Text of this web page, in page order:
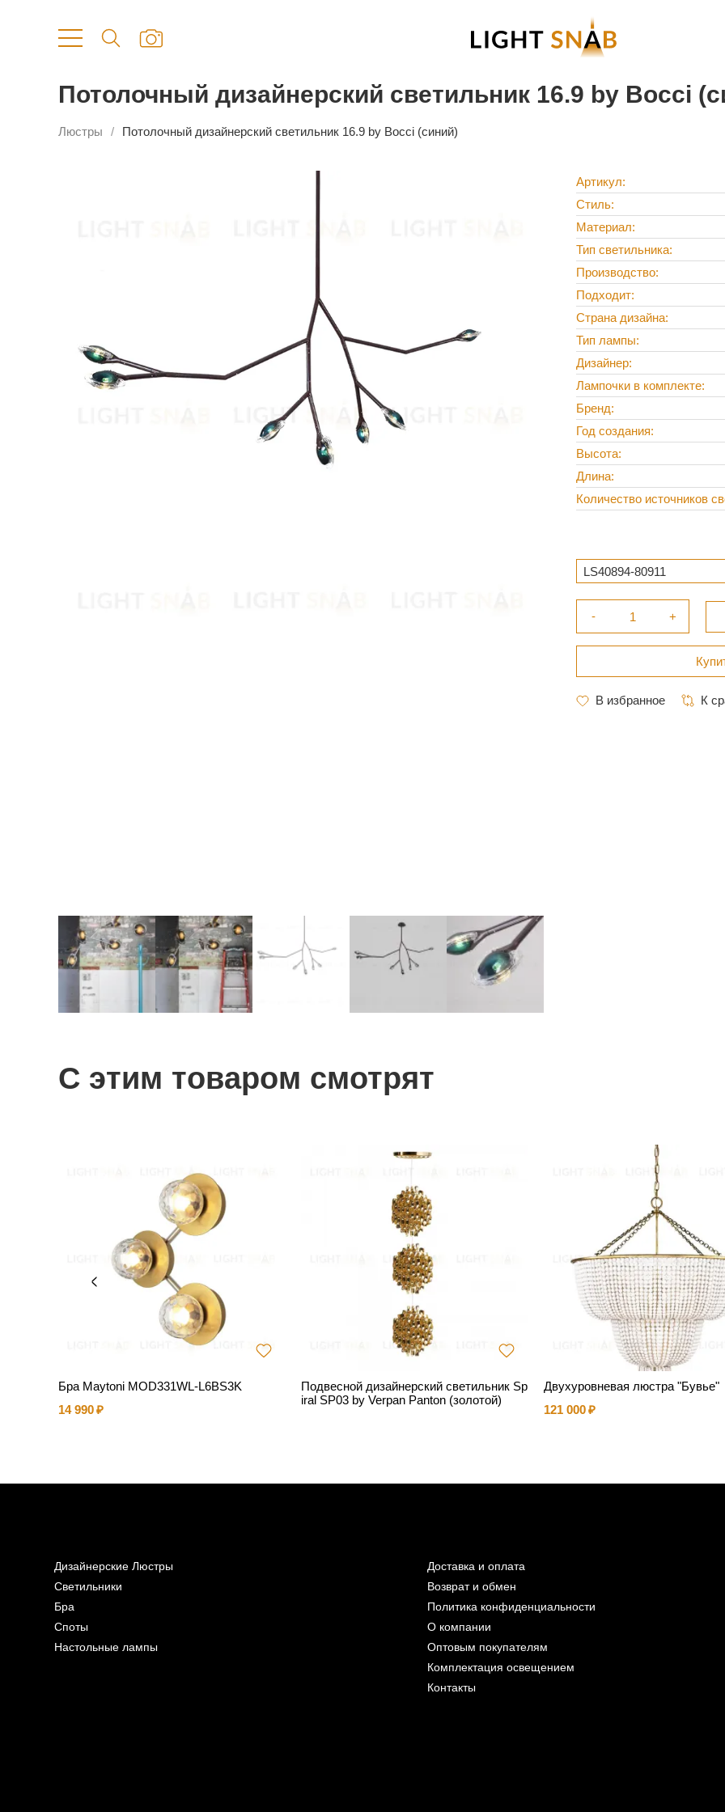
Потолочный дизайнерский светильник 16.9 by Bocci
Люстры Потолочный дизайнерский светильник 16.9 by Bocci (синий)
Артикул
Стиль
Материал
Тип светильника
Производство
Подходит
Страна дизайна
Тип лампы
Дизайнер
Лампочки в комплекте
Бренд
Год создания
Высота
Длина
Количество источников
LS40894-80911
С этим товаром смотрят
Бра Maytoni MOD331WL-L6BS3K
14 990
Подвесной дизайнерский светильник Sp
iral SP03 by Verpan Panton (золотой)
Двухуровневая люстра "Бувье"
121 000
Дизайнерские Люстры
Светильники
Бра
Споты
Настольные лампы
Доставка и оплата
Возврат и обмен
Политика конфиденциальности
О компании
Оптовым покупателям
Комплектация освещением
Контакты